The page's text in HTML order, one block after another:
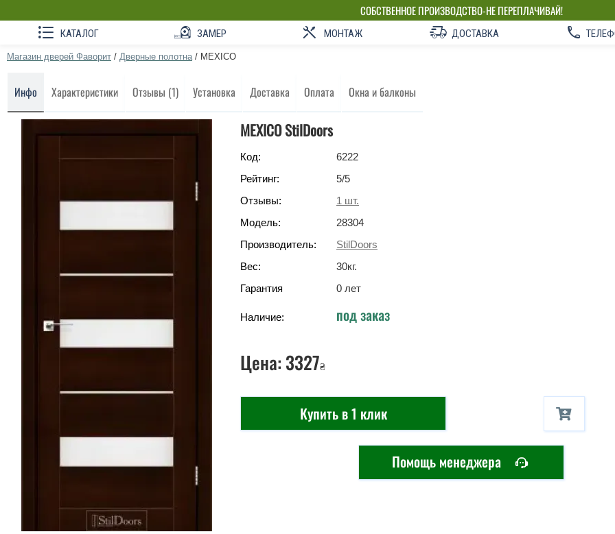
СОБСТВЕННОЕ ПРОИЗВОДСТВО-НЕ ПЕРЕПЛАЧИВАЙ!
КАТАЛОГ ЗАМЕР МОНТАЖ ДОСТАВКА
Магазин дверей Фаворит / Дверные полотна / MEXICO
Инфо Характеристики Отзывы (1) Установка Доставка Оплата Окна и балконы
MEXICO StilDoors
Код:
6222
Рейтинг:
5/5
Отзывы:
1 шт.
Модель:
28304
Производитель:
StilDoors
Вес:
30кг.
Гарантия
0 лет
Наличие: под заказ
Цена: 3327₴
Купить в 1 клик
Помощь менеджера